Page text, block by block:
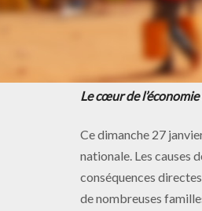
Le cœur de
Ce dimanche 27
nationale. Les causes
conséquences
de nombreuses